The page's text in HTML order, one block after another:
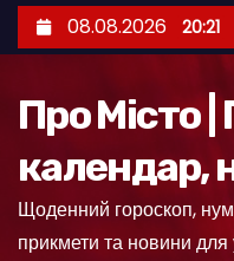
е
08.08.2026 20:21
Про Місто |
календар,
Щоденний гороскоп,
прикмети та новини для